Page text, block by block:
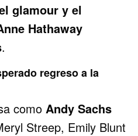
glamour y el
Hathaway
.
regreso a la
como Andy Sachs
Streep, Emily Blunt